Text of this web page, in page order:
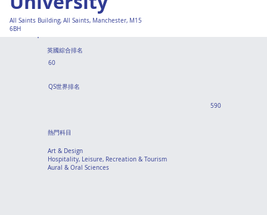
All Saints Building, All Saints, Manchester, M15
6BH
英國綜合排名
60
QS世界排名
590
熱門科目
Art & Design
Hospitality, Leisure, Recreation & Tourism
Aural & Oral Sciences